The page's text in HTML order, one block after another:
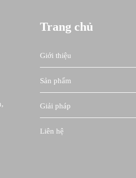
Trang chủ
Giới thiệu
Sản phẩm
Giải pháp
Liên hệ